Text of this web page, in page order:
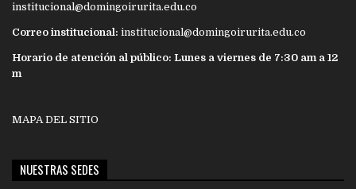
institucional@domingoirurita.edu.co
Correo institucional: institucional@domingoirurita.edu.co
Horario de atención al público: Lunes a viernes de 7:30 am a 12
m
MAPA DEL SITIO
NUESTRAS SEDES